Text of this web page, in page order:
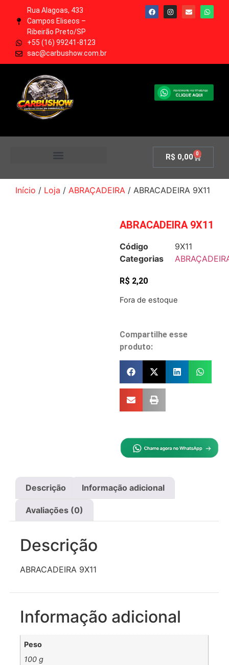
Rua Alagoas, 433
Campos Eliseos –
Ribeirão Preto/SP
+55 (16) 99241-8123
sac@carbushow.com.br
R$ 0,00 0
Início / Loja / ABRAÇADEIRA / ABRACADEIRA 9X11
ABRACADEIRA 9X11
Código
9X11
Categorias
R$ 2,20
Fora de estoque
Compartilhe esse
produto:
Descrição Informação adicional
Avaliações (0)
Descrição
ABRACADEIRA 9X11
Informação adicional
Peso
100 g